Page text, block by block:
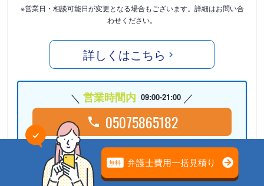
※営業日・相談可能日が変更となる場合もございます。詳細はお問い合
わせください。
詳しくはこちら
営業時間内 09:00-21:00
05075865182
24時間受付中
Webで相談